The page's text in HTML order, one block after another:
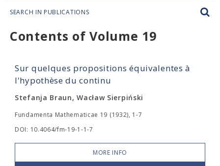
SEARCH IN PUBLICATIONS
Contents of Volume 19
Sur quelques propositions équivalentes à
l'hypothèse du continu
Stefanja Braun, Wacław Sierpiński
Fundamenta Mathematicae 19 (1932), 1-7
DOI: 10.4064/fm-19-1-1-7
MORE INFO